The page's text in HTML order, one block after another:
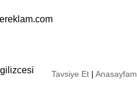
Tavsiye Et |